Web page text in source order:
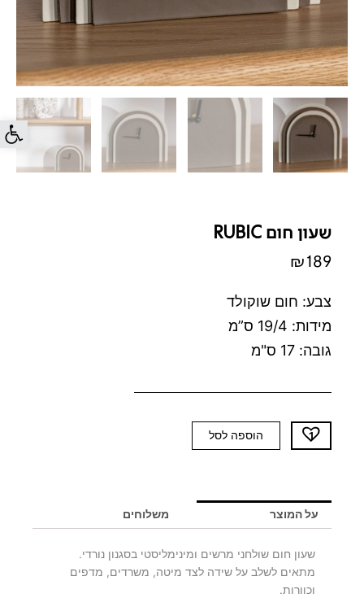
פתח
שעון חום RUBIC
₪189
צבע: חום שוקולד
מידות: 19/4 ס”מ
גובה: 17 ס"מ
כמות
של
RUBIC
הוספה לסל
על המוצר משלוחים
שעון חום שולחני מרשים ומינימליסטי בסגנון נורדי.
מתאים לשלב על שידה לצד מיטה, משרדים, מדפים
וכוורות.